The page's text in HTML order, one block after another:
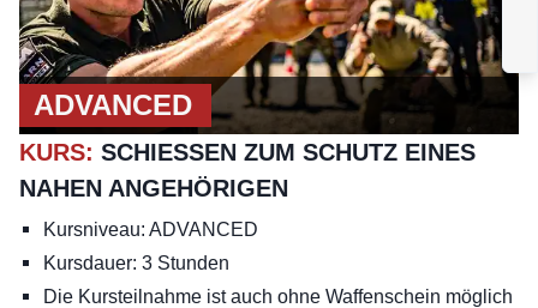
ADVANCED
KURS: SCHIESSEN ZUM SCHUTZ EINES N
AHEN ANGEHÖRIGEN
Kursniveau: ADVANCED
Kursdauer: 3 Stunden
Die Kursteilnahme ist auch ohne Waffenschein möglich